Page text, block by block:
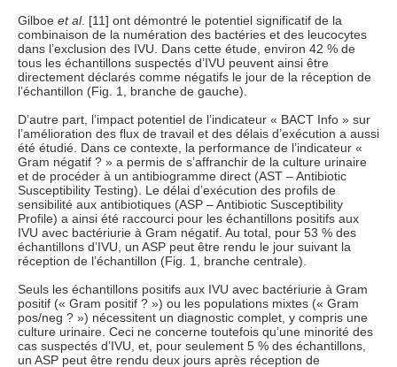
Gilboe et al. [11] ont démontré le potentiel significatif de la
combinaison de la numération des bactéries et des leucocytes
dans l’exclusion des IVU. Dans cette étude, environ 42 % de
tous les échantillons suspectés d’IVU peuvent ainsi être
directement déclarés comme négatifs le jour de la réception de
l’échantillon (Fig. 1, branche de gauche).
D’autre part, l’impact potentiel de l’indicateur « BACT Info » sur
l’amélioration des flux de travail et des délais d’exécution a aussi
été étudié. Dans ce contexte, la performance de l’indicateur «
Gram négatif ? » a permis de s’affranchir de la culture urinaire
et de procéder à un antibiogramme direct (AST – Antibiotic
Susceptibility Testing). Le délai d’exécution des profils de
sensibilité aux antibiotiques (ASP – Antibiotic Susceptibility
Profile) a ainsi été raccourci pour les échantillons positifs aux
IVU avec bactériurie à Gram négatif. Au total, pour 53 % des
échantillons d’IVU, un ASP peut être rendu le jour suivant la
réception de l’échantillon (Fig. 1, branche centrale).
Seuls les échantillons positifs aux IVU avec bactériurie à Gram
positif (« Gram positif ? ») ou les populations mixtes (« Gram
pos/neg ? ») nécessitent un diagnostic complet, y compris une
culture urinaire. Ceci ne concerne toutefois qu’une minorité des
cas suspectés d’IVU, et, pour seulement 5 % des échantillons,
un ASP peut être rendu deux jours après réception de